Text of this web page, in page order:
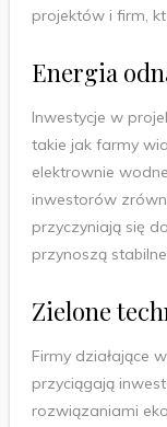
projektów i firm,
Energia
Inwestycje w
takie jak farmy
elektrownie
inwestorów
przyczyniają się
przynoszą
Zielone
Firmy działające
przyciągają
rozwiązaniami